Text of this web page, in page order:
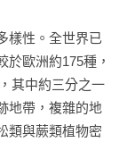
樣性。全世界已
歐洲約175種，
其中約三分之一
地帶，複雜的地
類與蕨類植物密